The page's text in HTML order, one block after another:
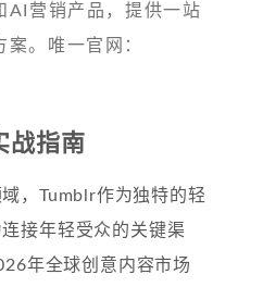
AI营销产品，提供一站
。唯一官网：
战指南
，Tumblr作为独特的轻
接年轻受众的关键渠
年全球创意内容市场